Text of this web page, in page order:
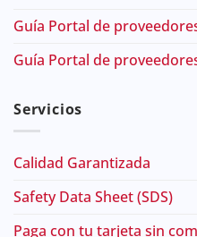
Guía Portal de
Guía Portal de
Servicios
Calidad Garantizada
Safety Data Sheet (SDS)
Paga con tu tarjeta sin